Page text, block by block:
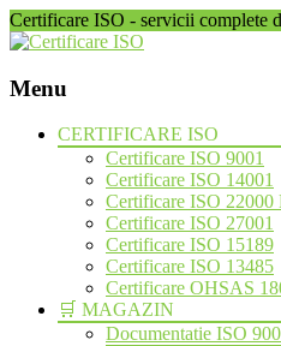
Certificare ISO - servicii complete
Menu
Skip
CERTIFICARE ISO
Certificare ISO 9001
Certificare ISO 14001
Certificare ISO
Certificare ISO 27001
Certificare ISO 15189
Certificare ISO 13485
Certificare OHSAS
🛒 MAGAZIN
Documentatie ISO